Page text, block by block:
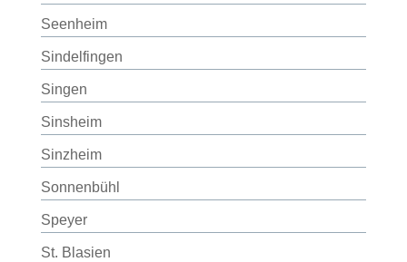
Seenheim
Sindelfingen
Singen
Sinsheim
Sinzheim
Sonnenbühl
Speyer
St. Blasien